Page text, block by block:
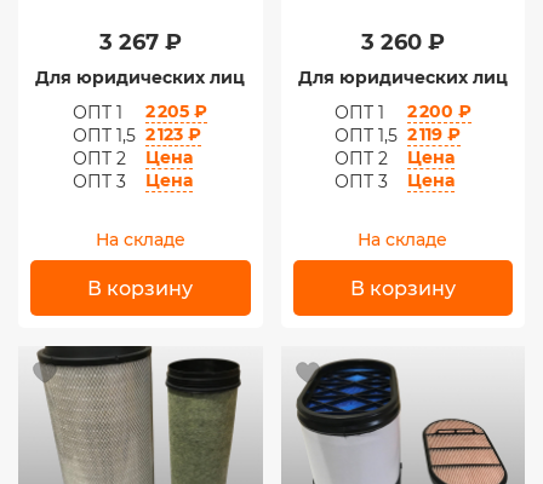
3 267 ₽
Для юридических лиц
ОПТ 1
2 205 ₽
ОПТ 1,5 2 123 ₽
ОПТ 2
Цена
ОПТ 3
Цена
На складе
В корзину
3 260 ₽
Для юридических лиц
ОПТ 1
2 200 ₽
ОПТ 1,5 2 119 ₽
ОПТ 2
Цена
ОПТ 3
Цена
На складе
В корзину